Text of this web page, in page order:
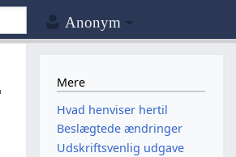
Anonym
Mere
Hvad henviser hertil
Beslægtede ændringer
Udskriftsvenlig udgave